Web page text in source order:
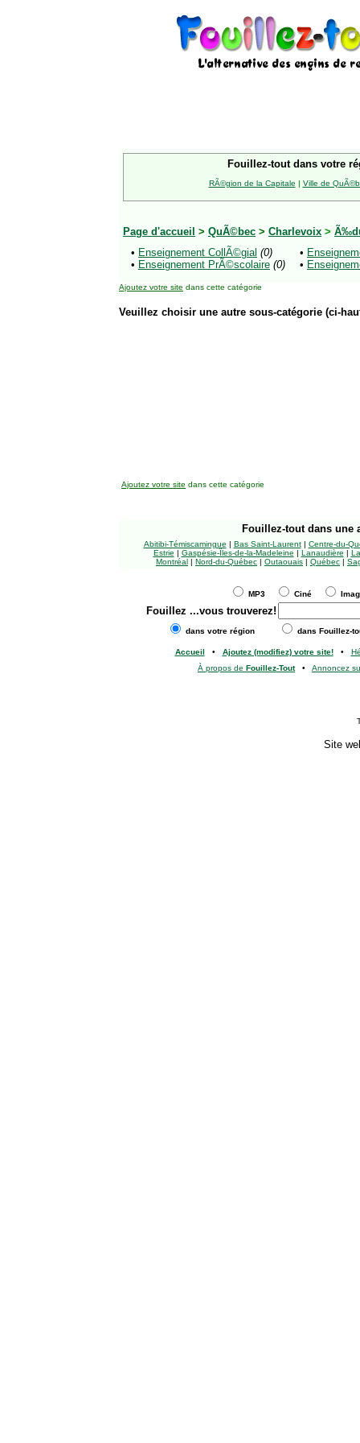
Fouillez-tout dans votre
RÃ©gion de la Capitale | Ville de
Page d'accueil > QuÃ©bec > Charlevoix >
• Enseignement CollÃ©gial (0)
• Enseignement PrÃ©scolaire (0)
•
•
Ajoutez votre site dans cette catégorie
Veuillez choisir une autre sous-catégorie (ci-
Ajoutez votre site dans cette catégorie
Fouillez-tout dans une
Abitibi-Témiscamingue | Bas Saint-Laurent| Centre-du-
Estrie | Gaspésie-Îles-de-la-Madeleine | Lanaudière |
Montréal | Nord-du-Québec | Outaouais | Québec |
MP3 Ciné
Fouillez ...vous trouverez!
dans votre région dans Fouillez-
Accueil • Ajoutez (modifiez) votre site!•
À propos de Fouillez-Tout• Annoncez
Site